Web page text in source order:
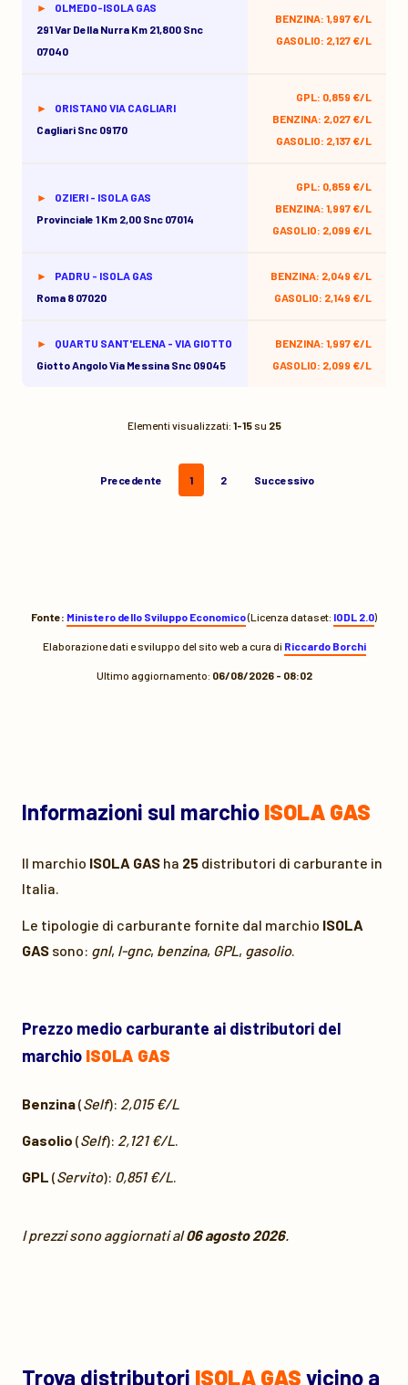
OLMEDO-ISOLA GAS
291 Var Della Nurra Km 21,800 Snc
07040
BENZINA: 1,997 €/L
GASOLIO: 2,127 €/L
ORISTANO VIA CAGLIARI
Cagliari Snc 09170
GPL: 0,859 €/L
BENZINA: 2,027 €/L
GASOLIO: 2,137 €/L
OZIERI - ISOLA GAS
Provinciale 1 Km 2,00 Snc 07014
GPL: 0,859 €/L
BENZINA: 1,997 €/L
GASOLIO: 2,099 €/L
PADRU - ISOLA GAS
Roma 8 07020
BENZINA: 2,049 €/L
GASOLIO: 2,149 €/L
QUARTU SANT'ELENA - VIA GIOTTO
Giotto Angolo Via Messina Snc 09045
BENZINA: 1,997 €/L
GASOLIO: 2,099 €/L
Elementi visualizzati: 1-15su 25
Precedente 1 2 Successivo
Fonte: Ministero dello Sviluppo Economico(Licenza dataset: IODL 2.0)
Elaborazione dati e sviluppo del sito web a cura di Riccardo Borchi
Ultimo aggiornamento: 06/08/2026 - 08:02
Informazioni sul marchio ISOLA GAS
Il marchio ISOLA GAS ha 25 distributori di carburante in
Italia.
Le tipologie di carburante fornite dal marchio ISOLA
GAS sono: gnl, l-gnc, benzina, GPL, gasolio.
Prezzo medio carburante ai distributori del
marchio ISOLA GAS
Benzina(Self): 2,015 €/L
Gasolio (Self): 2,121 €/L.
GPL (Servito): 0,851 €/L.
I prezzi sono aggiornati al06 agosto 2026.
Trova distributori ISOLA GAS vicino a